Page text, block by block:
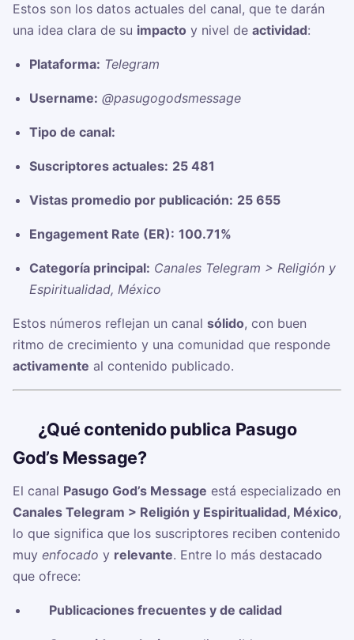
Estos son los datos actuales del canal, que te darán
una idea clara de su impacto y nivel de actividad:
Plataforma: Telegram
Username: @pasugogodsmessage
Tipo de canal:
Suscriptores actuales: 25 481
Vistas promedio por publicación: 25 655
Engagement Rate (ER): 100.71%
Categoría principal: Canales Telegram > Religión y
Espiritualidad, México
Estos números reflejan un canal sólido, con buen
ritmo de crecimiento y una comunidad que responde
activamente al contenido publicado.
¿Qué contenido publica Pasugo
God’s Message?
El canal Pasugo God’s Message está especializado en
Canales Telegram > Religión y Espiritualidad, México,
lo que significa que los suscriptores reciben contenido
muy enfocado y relevante. Entre lo más destacado
que ofrece:
Publicaciones frecuentes y de calidad